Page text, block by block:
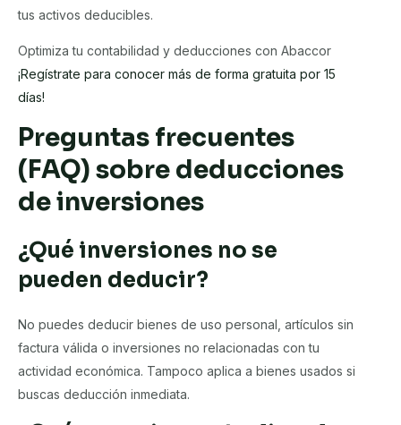
tus activos deducibles.
Optimiza tu contabilidad y deducciones con Abaccor
¡Regístrate para conocer más de forma gratuita por 15
días!
Preguntas frecuentes
(FAQ) sobre deducciones
de inversiones
¿Qué inversiones no se
pueden deducir?
No puedes deducir bienes de uso personal, artículos sin
factura válida o inversiones no relacionadas con tu
actividad económica. Tampoco aplica a bienes usados si
buscas deducción inmediata.